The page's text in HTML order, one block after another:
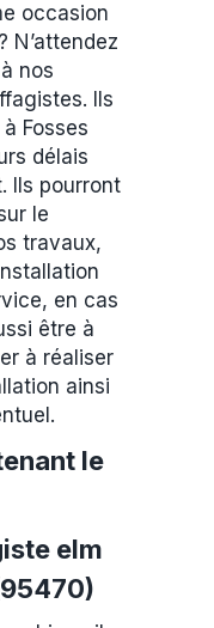
occasion
N’attendez
nos
Ils
Fosses
délais
Ils pourront
le
travaux,
en cas
être à
à réaliser
ainsi
le
elm